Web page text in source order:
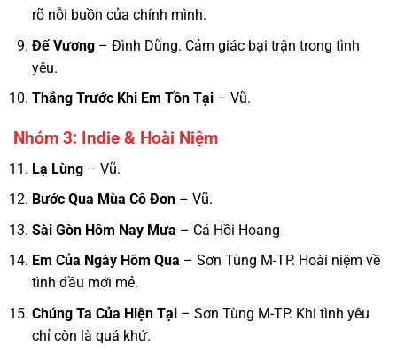
rõ nỗi buồn của chính mình.
Đế Vương– Đình Dũng. Cảm giác bại trận trong tình
yêu.
Thắng Trước Khi Em Tồn Tại– Vũ.
Nhóm 3: Indie & Hoài Niệm
Lạ Lùng– Vũ.
Bước Qua Mùa Cô Đơn– Vũ.
Sài Gòn Hôm Nay Mưa – Cá Hồi Hoang
Em Của Ngày Hôm Qua – Sơn Tùng M-TP. Hoài niệm về
tình đầu mới mẻ.
Chúng Ta Của Hiện Tại– Sơn Tùng M-TP. Khi tình yêu
chỉ còn là quá khứ.